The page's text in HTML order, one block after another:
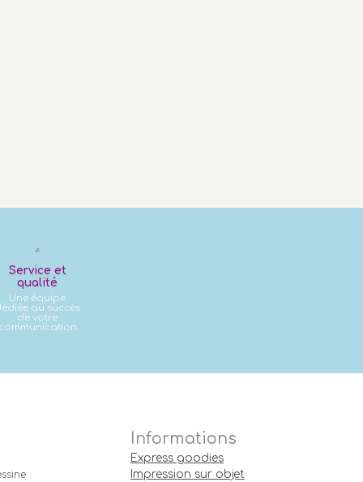
Service et
qualité
Une équipe
au succès
de votre
communication
Informations
Express goodies
Impression sur objet